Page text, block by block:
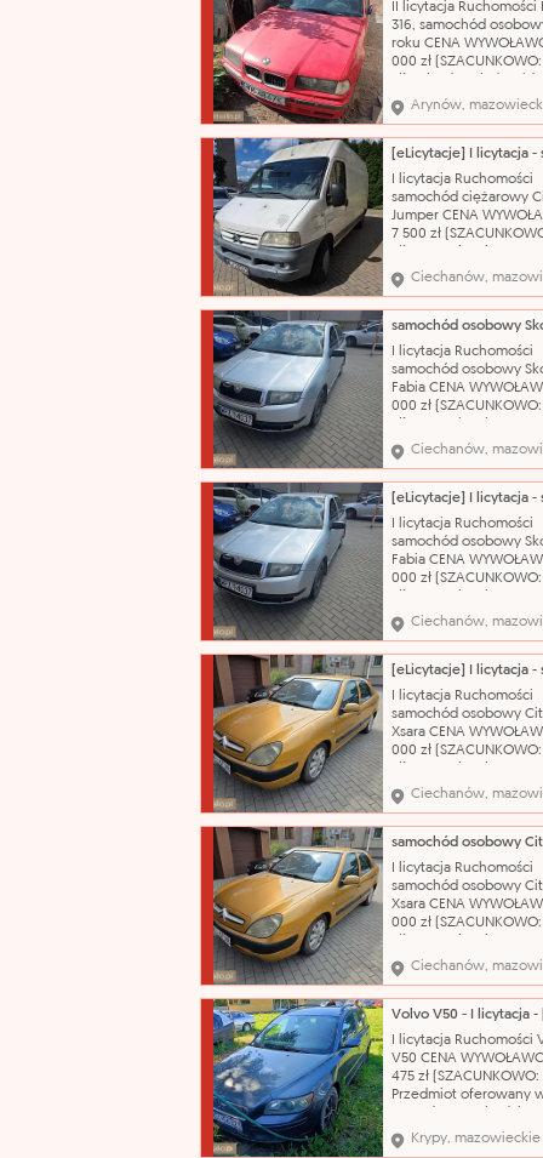
osobowy Marka: BMW
II licytacja Ruchomości
316, samochód
roku CENA
000 zł
korozję, łuszczący się
bezbarwny oraz liczne
uszkodzenia i otarcia
swojej powierzchni.
katalogowa: Samochód
osobowy Marka: BMW
Arynów,
I licytacja Ruchomości
samochód ciężarowy
Jumper CENA
7 500 zł
Samochód dostawczy
Citroën Model: Jumper
nadwozia: bus
silnika: 2800 cm³
olej napędowy Rok
2004 Nr rejestracyjny:
WCI20555
Ciechanów,
I licytacja Ruchomości
samochód osobowy
Fabia CENA
000 zł
Samochód osobowy
Škoda Model: Fabia Typ
nadwozia: hatchback-
Pojemność silnika: 1198
Rodzaj paliwa:
produkcji: 2003
biegów: manualna Nr
Ciechanów,
I licytacja Ruchomości
samochód osobowy
Fabia CENA
000 zł
Samochód osobowy
Škoda Model: Fabia Typ
nadwozia: hatchback-
Pojemność silnika: 1198
Rodzaj paliwa:
produkcji: 2003
biegów: manualna Nr
Ciechanów,
I licytacja Ruchomości
samochód osobowy
Xsara CENA
000 zł
Samochód osobowy
Citroën Model: Xsara
nadwozia: hatchback-
Pojemność silnika: 1587
Rodzaj paliwa:
produkcji: 2002
biegów: manualna Nr
Ciechanów,
I licytacja Ruchomości
samochód osobowy
Xsara CENA
000 zł
Samochód osobowy
Citroën Model: Xsara
nadwozia: hatchback-
Pojemność silnika: 1587
Rodzaj paliwa:
produkcji: 2002
biegów: manualna Nr
Ciechanów,
I licytacja Ruchomości
V50 CENA
475 zł (SZACUNKOWO:
Przedmiot oferowany
orzeczenia Sądu o jego
przepadku na rzecz
Krypy, mazowieckie